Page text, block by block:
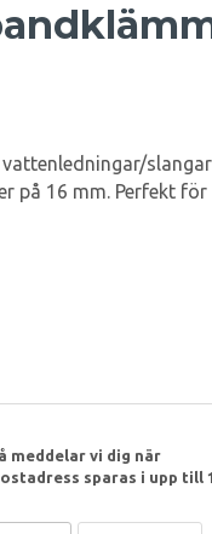
på 16 mm. Perfekt
meddelar vi dig när
sparas i upp till